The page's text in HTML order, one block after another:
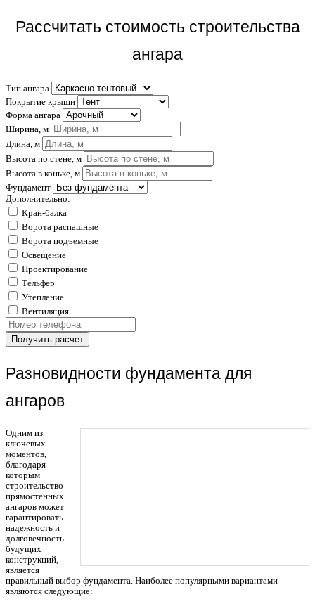
Рассчитать стоимость строительства
ангара
Тип ангара
Покрытие крыши
Форма ангара
Ширина, м
Длина, м
Высота по стене, м
Высота в коньке, м
Фундамент
Дополнительно:
Кран-балка
Ворота распашные
Ворота подъемные
Освещение
Проектирование
Тельфер
Утепление
Вентиляция
Получить расчет
Разновидности фундамента для
ангаров
Одним из
ключевых
моментов,
благодаря
которым
строительство
прямостенных
ангаров может
гарантировать
надежность и
долговечность
будущих
конструкций,
является
правильный выбор фундамента. Наиболее популярными вариантами
являются следующие: